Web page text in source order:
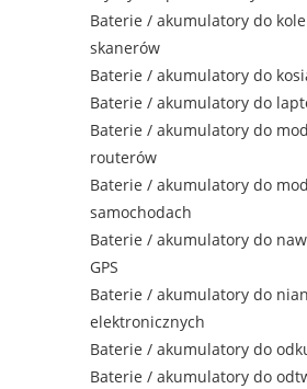
Baterie / akumulatory do
skanerów
Baterie / akumulatory do
Baterie / akumulatory do
Baterie / akumulatory do
routerów
Baterie / akumulatory do
samochodach
Baterie / akumulatory do
GPS
Baterie / akumulatory do
elektronicznych
Baterie / akumulatory do
Baterie / akumulatory do